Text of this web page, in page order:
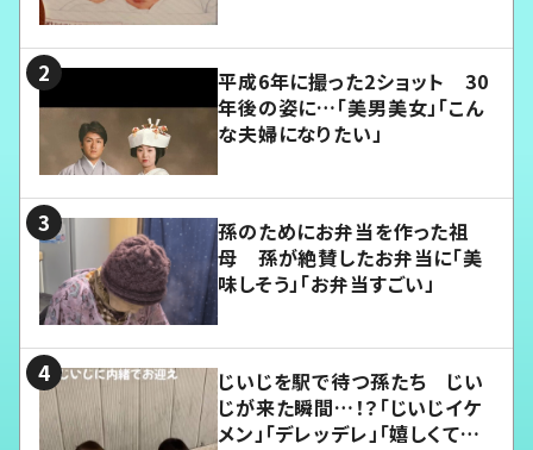
平成6年に撮った2ショット 30
年後の姿に…「美男美女」「こん
な夫婦になりたい」
孫のためにお弁当を作った祖
母 孫が絶賛したお弁当に「美
味しそう」「お弁当すごい」
じいじを駅で待つ孫たち じい
じが来た瞬間…！？「じいじイケ
メン」「デレッデレ」「嬉しくて可